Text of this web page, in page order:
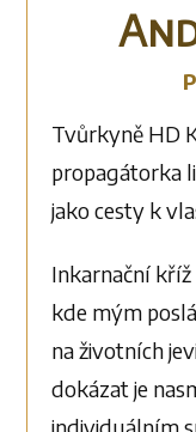
Tvůrkyně HD
propagátorka
jako cesty k
Inkarnační kříž
kde mým
na životních
dokázat je